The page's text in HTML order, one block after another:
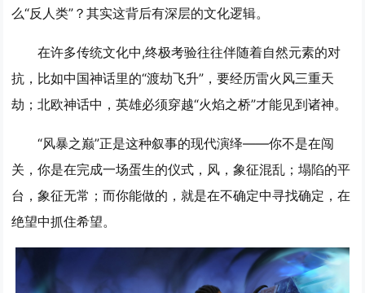
么“反人类”？其实这背后有深层的文化逻辑。
在许多传统文化中,终极考验往往伴随着自然元素的对
抗 ，比如中国神话里的“渡劫飞升”，要经历雷火风三重天
劫；北欧神话中，英雄必须穿越“火焰之桥”才能见到诸神。
“风暴之巅”正是这种叙事的现代演绎——你不是在闯
关，你是在完成一场蛋生的仪式 ，风，象征混乱；塌陷的平
台，象征无常；而你能做的，就是在不确定中寻找确定，在
绝望中抓住希望。